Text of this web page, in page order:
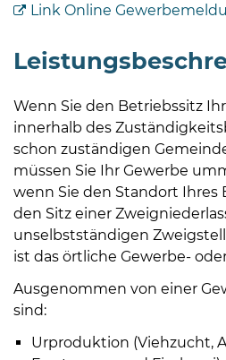
Uhr
14
18
Uhr
sowie
außerhalb
der
nach
Vereinbarung.
Link Online
Wenn Sie den Betriebssitz
innerhalb des
schon zuständigen
müssen Sie Ihr Gewerbe
wenn Sie den Standort Ihres
den Sitz einer
unselbstständigen
ist das örtliche Gewerbe-
Ausgenommen von einer
sind:
Urproduktion (Viehzucht,